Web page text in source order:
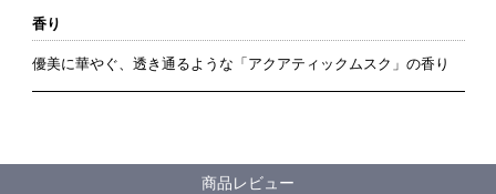
香り
優美に華やぐ、透き通るような「アクアティックムスク」の香り
商品レビュー